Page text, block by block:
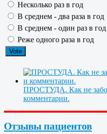
Несколько раз в год
В среднем - два раза в год
В среднем - один раз в год
Реже одного раза в год
ПРОСТУДА. Как не
комментарии.
Отзывы пациентов